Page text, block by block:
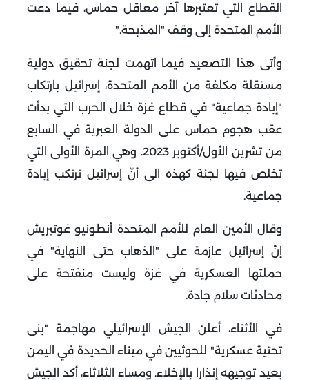
القطاع التي تعتبرها آخر معاقل حماس، فيما دعت
الأمم المتحدة إلى وقف "المذبحة".
وأتى هذا التصعيد فيما اتهمت لجنة تحقيق دولية
مستقلة مكلفة من الأمم المتحدة، إسرائيل بارتكاب
"إبادة جماعية" في قطاع غزة خلال الحرب التي بدأت
عقب هجوم حماس على الدولة العبرية في السابع
من تشرين الأول/أكتوبر 2023. وهي المرة الأولى التي
تخلص فيها لجنة كهذه الى أنّ إسرائيل ترتكب إبادة
جماعية.
وقال الأمين العام للأمم المتحدة أنطونيو غوتيريش
إنّ إسرائيل عازمة على "الذهاب حتى النهاية" في
حملتها العسكرية في غزة وليست منفتحة على
محادثات سلام جادة.
في الأثناء، أعلن الجيش الإسرائيلي مهاجمة "بنى
تحتية عسكرية" للحوثيين في ميناء الحديدة في اليمن
بعيد توجيهه إنذارا بالإخلاء. ومساء الثلاثاء، أكد الجيش